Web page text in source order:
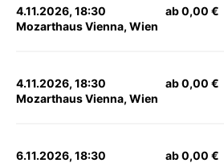
4.11.2026, 18:30
Mozarthaus Vienna, Wien
ab 0,00 €
4.11.2026, 18:30
Mozarthaus Vienna, Wien
ab 0,00 €
6.11.2026, 18:30
ab 0,00 €